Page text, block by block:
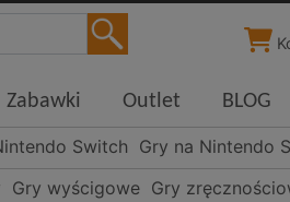
Zabawki Outlet BLOG
Switch Gry na Nintendo
Gry wyścigowe Gry